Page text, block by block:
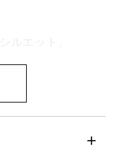
ルエット。
会に着用でき